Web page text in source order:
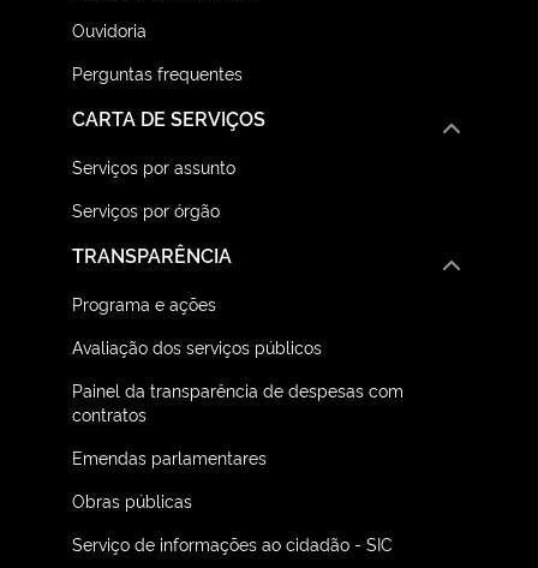
Ouvidoria
Perguntas frequentes
CARTA DE SERVIÇOS
Serviços por assunto
Serviços por órgão
TRANSPARÊNCIA
Programa e ações
Avaliação dos serviços públicos
Painel da transparência de despesas com
contratos
Emendas parlamentares
Obras públicas
Serviço de informações ao cidadão - SIC